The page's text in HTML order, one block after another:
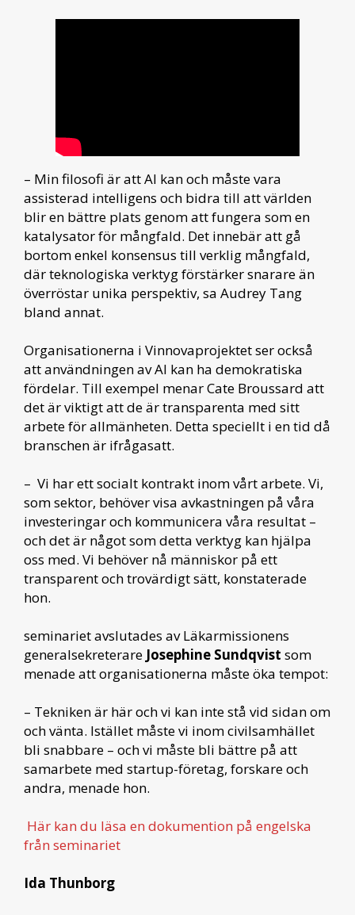
– Min filosofi är att AI kan och måste vara
assisterad intelligens och bidra till att världen
blir en bättre plats genom att fungera som en
katalysator för mångfald. Det innebär att gå
bortom enkel konsensus till verklig mångfald,
där teknologiska verktyg förstärker snarare än
överröstar unika perspektiv, sa Audrey Tang
bland annat.
Organisationerna i Vinnovaprojektet ser också
att användningen av AI kan ha demokratiska
fördelar. Till exempel menar Cate Broussard att
det är viktigt att de är transparenta med sitt
arbete för allmänheten. Detta speciellt i en tid då
branschen är ifrågasatt.
– Vi har ett socialt kontrakt inom vårt arbete. Vi,
som sektor, behöver visa avkastningen på våra
investeringar och kommunicera våra resultat –
och det är något som detta verktyg kan hjälpa
oss med. Vi behöver nå människor på ett
transparent och trovärdigt sätt, konstaterade
hon.
seminariet avslutades av Läkarmissionens
generalsekreterare Josephine Sundqvist som
menade att organisationerna måste öka tempot:
– Tekniken är här och vi kan inte stå vid sidan om
och vänta. Istället måste vi inom civilsamhället
bli snabbare – och vi måste bli bättre på att
samarbete med startup-företag, forskare och
andra, menade hon.
Här kan du läsa en dokumention på engelska
från seminariet
Ida Thunborg